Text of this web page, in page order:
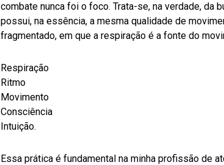
combate nunca foi o foco. Trata-se, na verdade, da
possui, na essência, a mesma qualidade de
fragmentado, em que a respiração é a fonte do
Respiração
Ritmo
Movimento
Consciência
Intuição.
Essa prática é fundamental na minha profissão de